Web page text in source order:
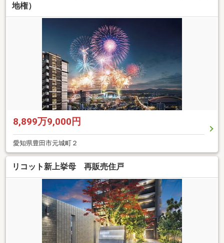
地権）
8,899万9,000円
愛知県豊田市元城町２
リコット新上挙母 再販売住戸